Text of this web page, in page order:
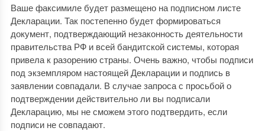
Ваше факсимиле будет размещено на подписном листе
Декларации. Так постепенно будет формироваться
документ, подтверждающий незаконность деятельности
правительства РФ и всей бандитской системы, которая
привела к разорению страны. Очень важно, чтобы подписи
под экземпляром настоящей Декларации и подпись в
заявлении совпадали. В случае запроса с просьбой о
подтверждении действительно ли вы подписали
Декларацию, мы не сможем этого подтвердить, если
подписи не совпадают.